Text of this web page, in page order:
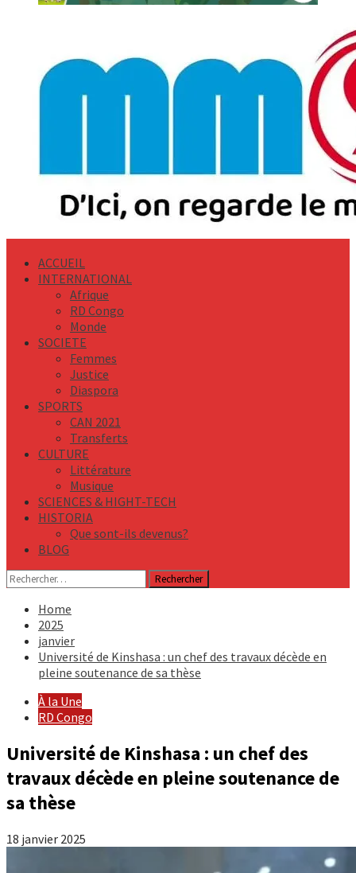
ACCUEIL
INTERNATIONAL
Afrique
RD Congo
Monde
SOCIETE
Femmes
Justice
Diaspora
SPORTS
CAN 2021
Transferts
CULTURE
Littérature
Musique
SCIENCES & HIGHT-TECH
HISTORIA
Que sont-ils devenus?
BLOG
Rechercher :
Home
2025
janvier
Université de Kinshasa : un chef des travaux décède en
pleine soutenance de sa thèse
À la Une
RD Congo
Université de Kinshasa : un chef des
travaux décède en pleine soutenance de
sa thèse
18 janvier 2025